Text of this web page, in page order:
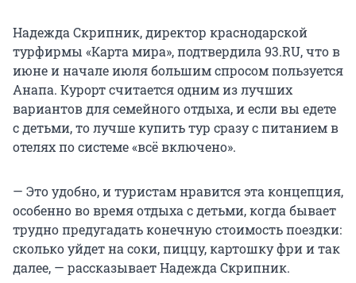
Надежда Скрипник, директор краснодарской
турфирмы «Карта мира», подтвердила 93.RU, что в
июне и начале июля большим спросом пользуется
Анапа. Курорт считается одним из лучших
вариантов для семейного отдыха, и если вы едете
с детьми, то лучше купить тур сразу с питанием в
отелях по системе «всё включено».
— Это удобно, и туристам нравится эта концепция,
особенно во время отдыха с детьми, когда бывает
трудно предугадать конечную стоимость поездки:
сколько уйдет на соки, пиццу, картошку фри и так
далее, — рассказывает Надежда Скрипник.